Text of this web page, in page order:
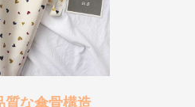
質な傘骨構造